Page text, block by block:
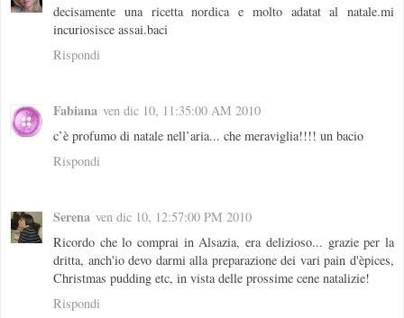
decisamente una ricetta nordica e molto adatat al natale.mi
incuriosisce assai.baci
Rispondi
Fabiana ven dic 10, 11:35:00 AM 2010
c’è profumo di natale nell’aria... che meraviglia!!!! un bacio
Rispondi
Serena ven dic 10, 12:57:00 PM 2010
Ricordo che lo comprai in Alsazia, era delizioso... grazie per la
dritta, anch'io devo darmi alla preparazione dei vari pain d'èpices,
Christmas pudding etc, in vista delle prossime cene natalizie!
Rispondi